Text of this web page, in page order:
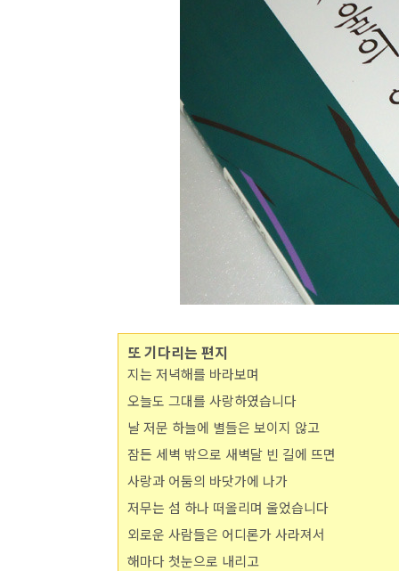
또 기다리는 편지
지는 저녁해를 바라보며
오늘도 그대를 사랑하였습니다
날 저문 하늘에 별들은 보이지 않고
잠든 세벽 밖으로 새벽달 빈 길에 뜨면
사랑과 어둠의 바닷가에 나가
저무는 섬 하나 떠올리며 울었습니다
외로운 사람들은 어디론가 사라져서
해마다 첫눈으로 내리고